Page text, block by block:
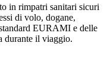
in rimpatri sanitari sicuri
di volo, dogane,
EURAMI e delle
durante il viaggio.